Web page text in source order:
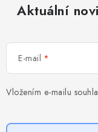
Aktuální
E-mail
Vložením e-mailu